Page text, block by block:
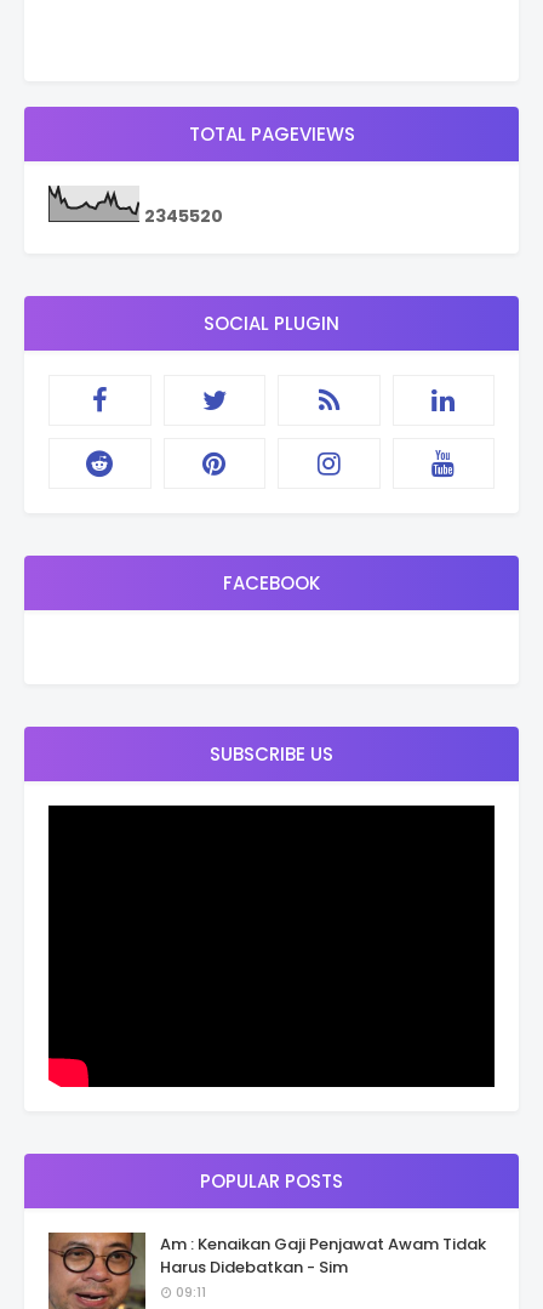
TOTAL PAGEVIEWS
2345520
SOCIAL PLUGIN
FACEBOOK
SUBSCRIBE US
POPULAR POSTS
Am : Kenaikan Gaji Penjawat Awam Tidak
Harus Didebatkan - Sim
09:11